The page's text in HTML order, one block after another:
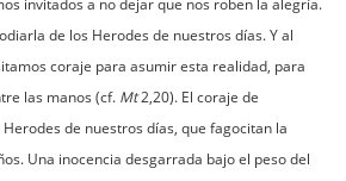
invitados a no dejar que nos roben la alegría.
de los Herodes de nuestros días. Y al
coraje para asumir esta realidad, para
las manos (cf. Mt2,20). El coraje de
de nuestros días, que fagocitan la
Una inocencia desgarrada bajo el peso del